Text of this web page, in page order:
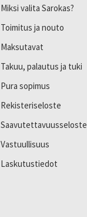
Miksi valita Sarokas?
Toimitus ja nouto
Maksutavat
Takuu, palautus ja tuki
Pura sopimus
Rekisteriseloste
Saavutettavuusseloste
Vastuullisuus
Laskutustiedot